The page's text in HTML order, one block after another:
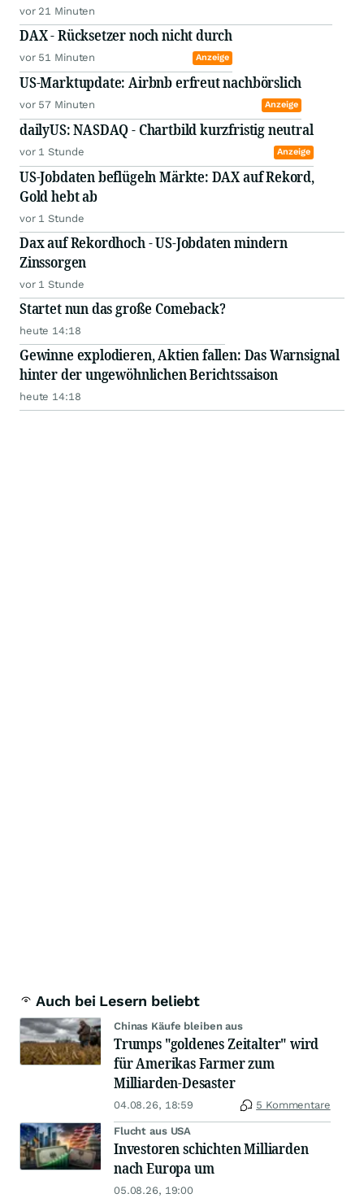
vor 21 Minuten
DAX - Rücksetzer noch nicht durch
vor 51 Minuten Anzeige
US-Marktupdate: Airbnb erfreut nachbörslich
vor 57 Minuten Anzeige
dailyUS: NASDAQ - Chartbild kurzfristig neutral
vor 1 Stunde Anzeige
US-Jobdaten beflügeln Märkte: DAX auf Rekord,
Gold hebt ab
vor 1 Stunde
Dax auf Rekordhoch - US-Jobdaten mindern
Zinssorgen
vor 1 Stunde
Startet nun das große Comeback?
heute 14:18
Gewinne explodieren, Aktien fallen: Das Warnsignal
hinter der ungewöhnlichen Berichtssaison
heute 14:18
Auch bei Lesern beliebt
Chinas Käufe bleiben aus
Trumps "goldenes Zeitalter" wird
für Amerikas Farmer zum
Milliarden-Desaster
04.08.26, 18:59 5 Kommentare
Flucht aus USA
Investoren schichten Milliarden
nach Europa um
05.08.26, 19:00